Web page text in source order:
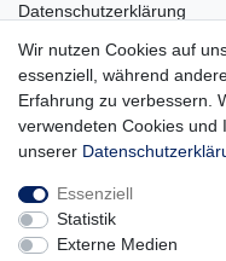
Datenschutzerklärung
Impressum
Service
Zahlungsarten
Lieferung und Abholung
Unternehmen
Über uns
Wir nutzen Cookies auf
essenziell, während
Erfahrung zu verbessern.
verwendeten Cookies und
unserer
Essenziell
Statistik
Externe Medien